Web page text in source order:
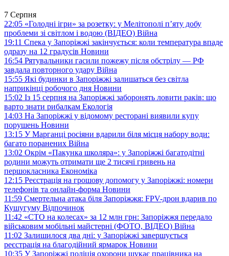
7 Серпня
22:05 «Голодні ігри» за розетку: у Мелітополі п’яту добу
проблеми зі світлом і водою (ВІДЕО) Війна
19:11 Спека у Запоріжжі закінчується: коли температура впаде
одразу на 12 градусів Новини
16:54 Рятувальники гасили пожежу після обстрілу — РФ
завдала повторного удару Війна
15:55 Які будинки в Запоріжжі залишаться без світла
наприкінці робочого дня Новини
15:02 Із 15 серпня на Запоріжжі заборонять ловити раків: що
варто знати рибалкам Екологія
14:03 На Запоріжжі у відомому ресторані виявили купу
порушень Новини
13:15 У Марганці росіяни вдарили біля місця набору води:
багато поранених Війна
13:02 Окрім «Пакунка школяра»: у Запоріжжі багатодітні
родини можуть отримати ще 2 тисячі гривень на
першокласника Економіка
12:15 Реєстрація на грошову допомогу у Запоріжжі: номери
телефонів та онлайн-форма Новини
11:59 Смертельна атака біля Запоріжжя: FPV-дрон вдарив по
Кушугуму Відпочинок
11:42 «СТО на колесах» за 12 млн грн: Запоріжжя передало
військовим мобільні майстерні (ФОТО, ВІДЕО) Війна
11:02 Залишилося два дні: у Запоріжжі завершується
реєстрація на благодійний ярмарок Новини
10:35 У Запоріжжі поліція охорони шукає працівника на